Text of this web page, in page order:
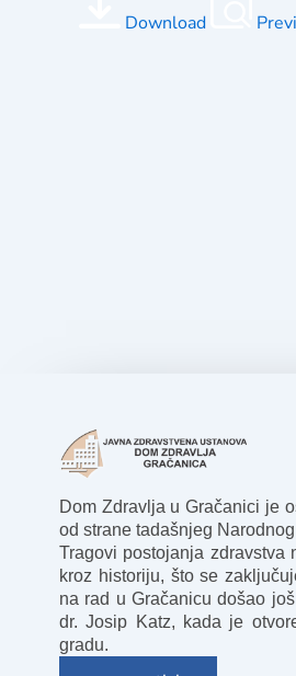
Download
Dom Zdravlja u Gračanici je
od strane tadašnjeg
Tragovi postojanja
kroz historiju, što se
na rad u Gračanicu došao
dr. Josip Katz, kada je
gradu.